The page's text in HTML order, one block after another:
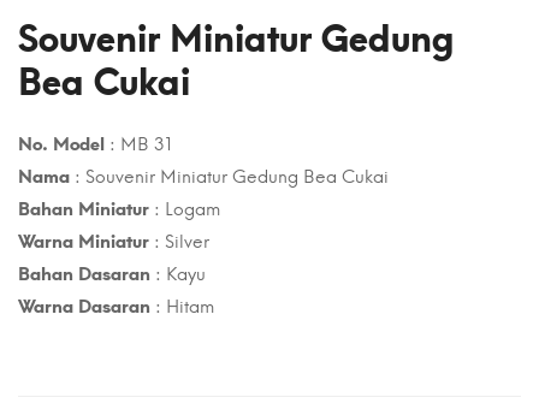
Souvenir Miniatur Gedung
Bea Cukai
No. Model : MB 31
Nama : Souvenir Miniatur Gedung Bea Cukai
Bahan Miniatur : Logam
Warna Miniatur : Silver
Bahan Dasaran : Kayu
Warna Dasaran : Hitam